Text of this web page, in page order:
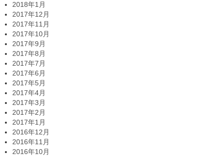
2018年1月
2017年12月
2017年11月
2017年10月
2017年9月
2017年8月
2017年7月
2017年6月
2017年5月
2017年4月
2017年3月
2017年2月
2017年1月
2016年12月
2016年11月
2016年10月